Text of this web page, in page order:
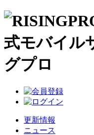
更新情報
ニュース